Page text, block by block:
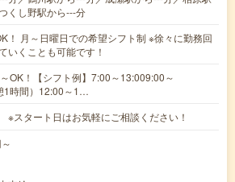
くし野駅から---分
！ 月～日曜日での希望シフト制 ※徐々に勤務回
いくことも可能です！
OK！【シフト例】7:00～13:009:00～
1時間）12:00～1…
スタート日はお気軽にご相談ください！